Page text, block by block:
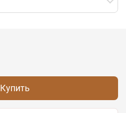
Купить